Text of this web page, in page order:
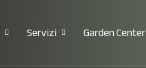
Servizi Garden Center